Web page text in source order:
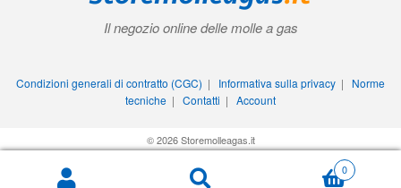
0
Il negozio online delle molle a gas
Condizioni generali di contratto (CGC) | Informativa sulla privacy | Norme
tecniche | Contatti | Account
© 2026 Storemolleagas.it